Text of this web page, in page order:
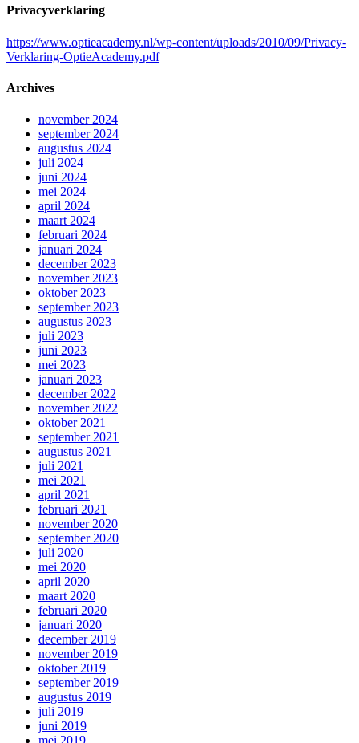
Privacyverklaring
https://www.optieacademy.nl/wp-content/uploads/2010/09/Privacy-
Verklaring-OptieAcademy.pdf
Archives
november 2024
september 2024
augustus 2024
juli 2024
juni 2024
mei 2024
april 2024
maart 2024
februari 2024
januari 2024
december 2023
november 2023
oktober 2023
september 2023
augustus 2023
juli 2023
juni 2023
mei 2023
januari 2023
december 2022
november 2022
oktober 2021
september 2021
augustus 2021
juli 2021
mei 2021
april 2021
februari 2021
november 2020
september 2020
juli 2020
mei 2020
april 2020
maart 2020
februari 2020
januari 2020
december 2019
november 2019
oktober 2019
september 2019
augustus 2019
juli 2019
juni 2019